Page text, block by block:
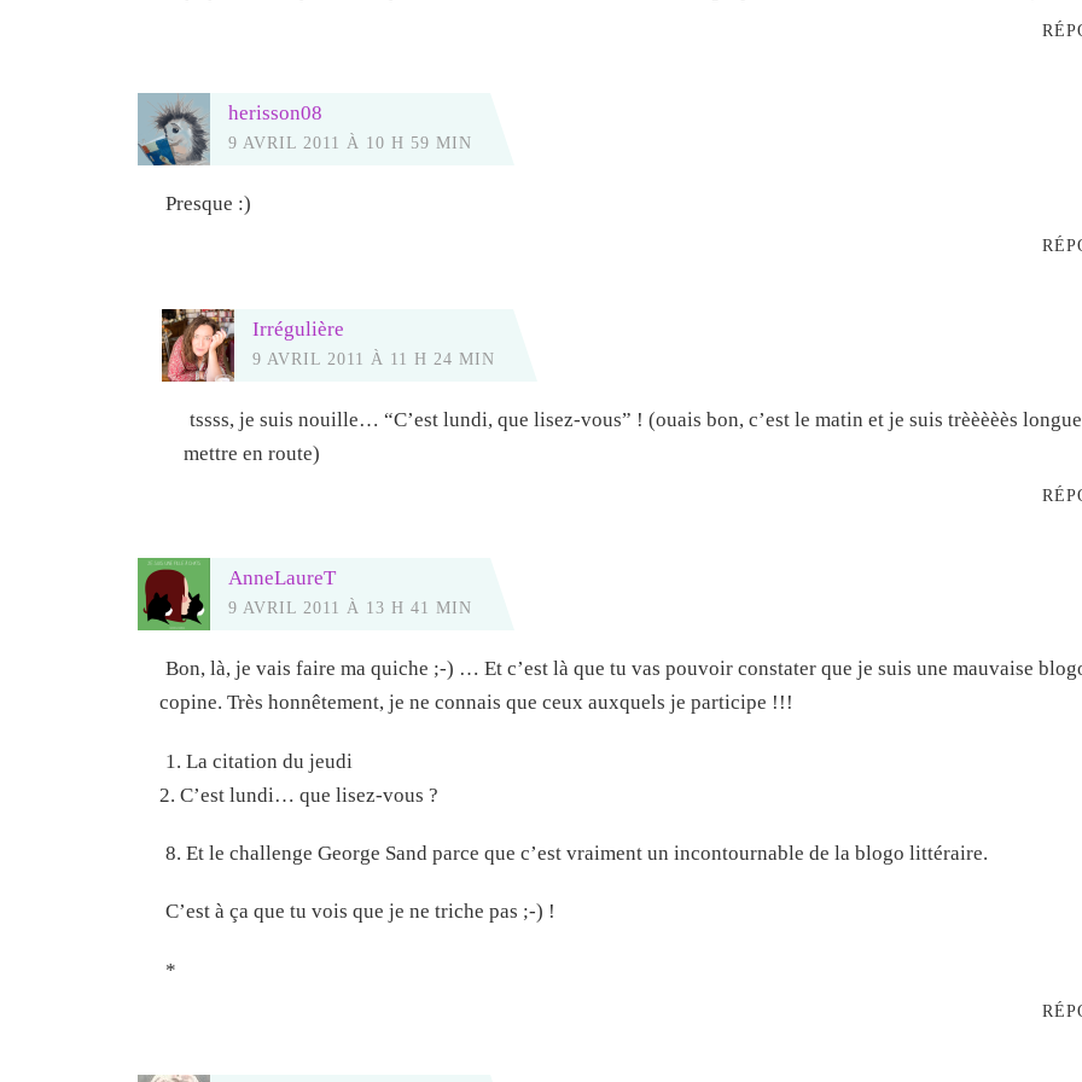
herisson08
9 AVRIL 2011 À 10 H 59 MIN
Presque :)
Irrégulière
9 AVRIL 2011 À 11 H 24 MIN
tssss, je suis nouille… “C’est lundi, que lisez-vous” ! (ouais bon, c’est le matin et je suis trèèèèès
mettre en route)
AnneLaureT
9 AVRIL 2011 À 13 H 41 MIN
Bon, là, je vais faire ma quiche ;-) … Et c’est là que tu vas pouvoir constater que je suis une mauvaise
copine. Très honnêtement, je ne connais que ceux auxquels je participe !!!
1. La citation du jeudi
2. C’est lundi… que lisez-vous ?
8. Et le challenge George Sand parce que c’est vraiment un incontournable de la blogo littéraire.
C’est à ça que tu vois que je ne triche pas ;-) !
*